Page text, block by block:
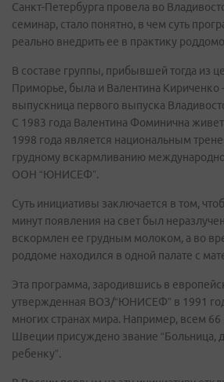
Санкт-Петербурга провела во
семинар, стало понятно, в чем суть
реально внедрить ее в практику
В составе группы, прибывшей тогда из
Приморье, была и Валентина Кириченко
выпускница первого выпуска
С 1983 года Валентина Фоминична
1998 года является национальным
грудному вскармливанию
ООН “ЮНИСЕФ”.
Суть инициативы заключается в том,
минут появления на свет был
вскормлен ее грудным молоком, а во
роддоме находился в одной палате с
Эта программа, зародившись в
утвержденная ВОЗ/“ЮНИСЕФ” в 1991
многих странах мира. Например, всем
Швеции присуждено звание “Больница,
ребенку”.